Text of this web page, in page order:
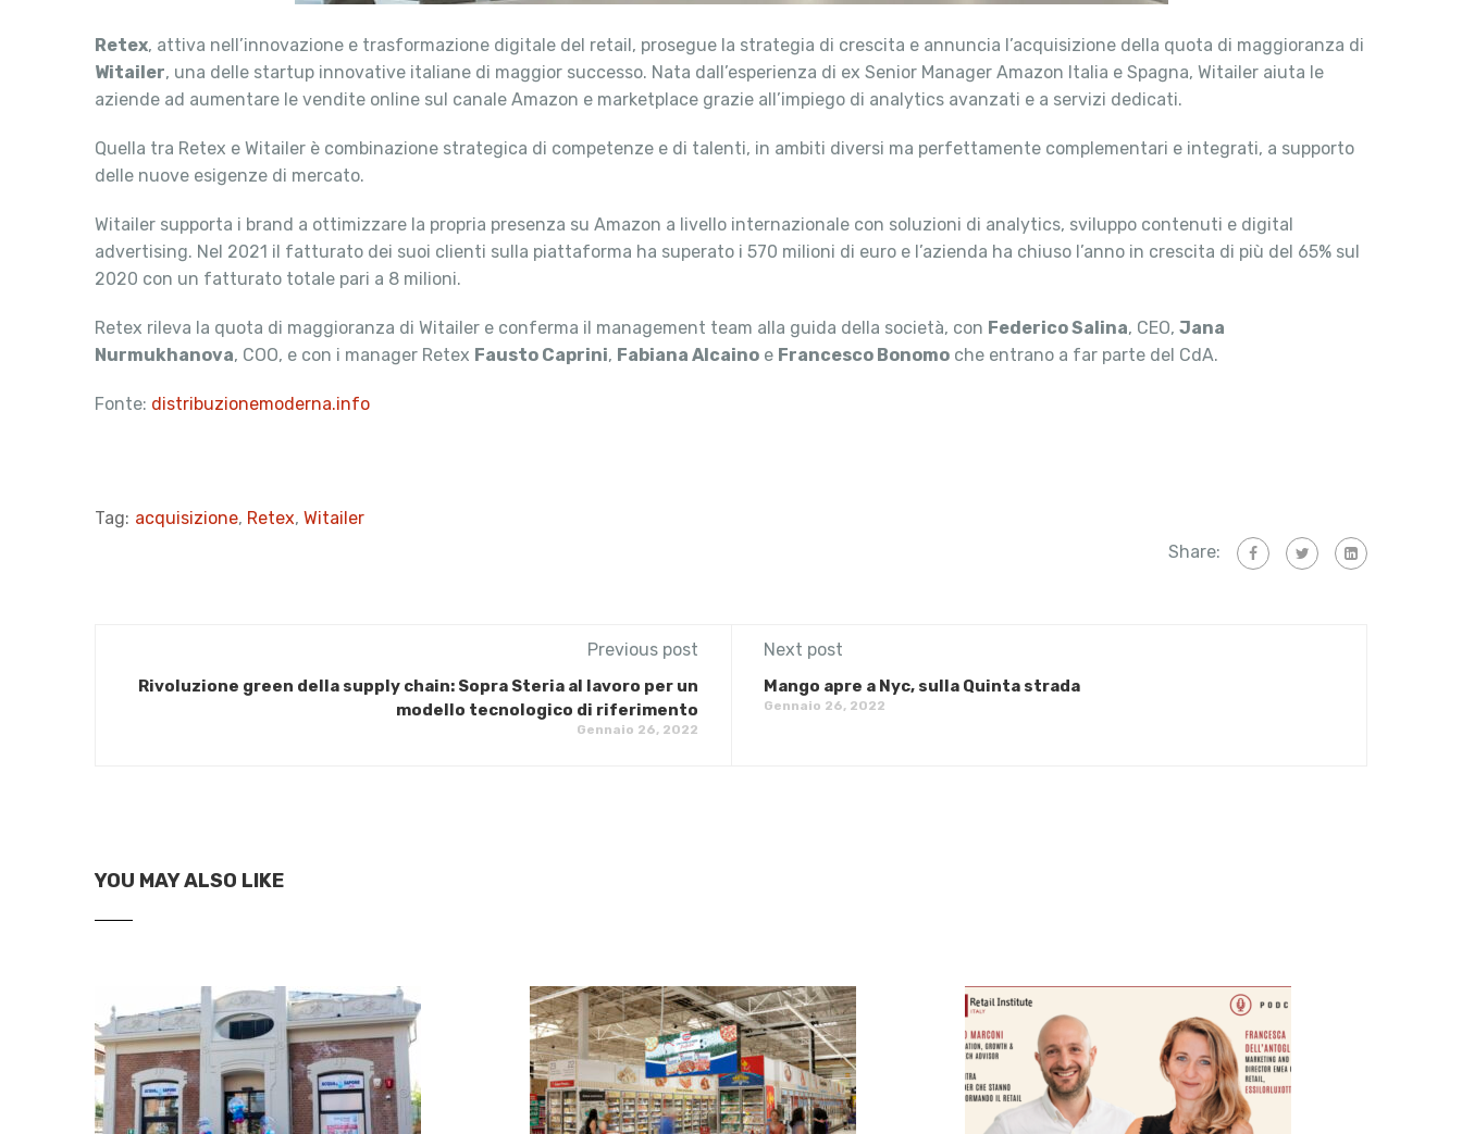
Retex, attiva nell’innovazione e trasformazione digitale del retail, prosegue la strategia di crescita e annuncia l’acquisizione della quota di maggioranza di
Witailer, una delle startup innovative italiane di maggior successo. Nata dall’esperienza di ex Senior Manager Amazon Italia e Spagna, Witailer aiuta le
aziende ad aumentare le vendite online sul canale Amazon e marketplace grazie all’impiego di analytics avanzati e a servizi dedicati.
Quella tra Retex e Witailer è combinazione strategica di competenze e di talenti, in ambiti diversi ma perfettamente complementari e integrati, a supporto
delle nuove esigenze di mercato.
Witailer supporta i brand a ottimizzare la propria presenza su Amazon a livello internazionale con soluzioni di analytics, sviluppo contenuti e digital
advertising. Nel 2021 il fatturato dei suoi clienti sulla piattaforma ha superato i 570 milioni di euro e l’azienda ha chiuso l’anno in crescita di più del 65% sul
2020 con un fatturato totale pari a 8 milioni.
Retex rileva la quota di maggioranza di Witailer e conferma il management team alla guida della società, con Federico Salina, CEO, Jana
Nurmukhanova, COO, e con i manager Retex Fausto Caprini, Fabiana Alcaino e Francesco Bonomo che entrano a far parte del CdA.
Fonte: distribuzionemoderna.info
Tag: acquisizione, Retex, Witailer
Share:
Previous post
Rivoluzione green della supply chain: Sopra Steria al lavoro per un
modello tecnologico di riferimento
Gennaio 26, 2022
Next post
Mango apre a Nyc, sulla Quinta strada
Gennaio 26, 2022
YOU MAY ALSO LIKE